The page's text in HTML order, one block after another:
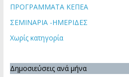
ΠΡΟΓΡΑΜΜΑΤΑ ΚΕΠΕΑ
ΣΕΜΙΝΑΡΙΑ -ΗΜΕΡΙΔΕΣ
Χωρίς κατηγορία
Δημοσιεύσεις ανά μήνα